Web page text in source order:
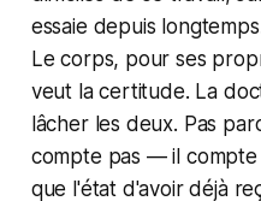
essaie depuis
Le corps, pour ses
veut la certitude. La
lâcher les deux. Pas
compte pas — il compte
que l'état d'avoir déjà